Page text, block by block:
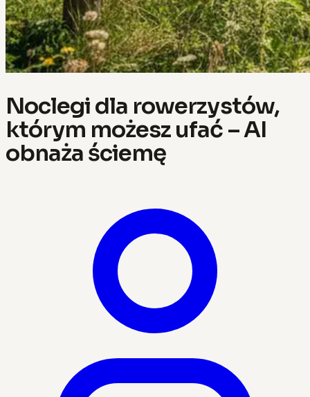
Noclegi dla rowerzystów,
którym możesz ufać – AI
obnaża ściemę